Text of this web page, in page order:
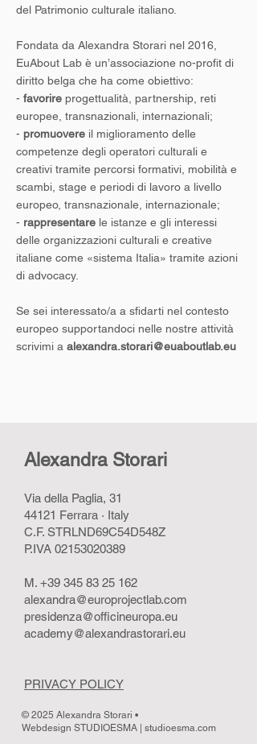
del Patrimonio culturale italiano.
Fondata da Alexandra Storari nel 2016,
EuAbout Lab è un’associazione no-profit di
diritto belga che ha come obiettivo:
- favorire progettualità, partnership, reti
europee, transnazionali, internazionali;
- promuovere il miglioramento delle
competenze degli operatori culturali e
creativi tramite percorsi formativi, mobilità e
scambi, stage e periodi di lavoro a livello
europeo, transnazionale, internazionale;
- rappresentare le istanze e gli interessi
delle organizzazioni culturali e creative
italiane come «sistema Italia» tramite azioni
di advocacy.
Se sei interessato/a a sfidarti nel contesto
europeo supportandoci nelle nostre attività
scrivimi a alexandra.storari@euaboutlab.eu
Alexandra Storari
Via della Paglia, 31
44121 Ferrara · Italy
C.F. STRLND69C54D548Z
P.IVA 02153020389
M. +39 345 83 25 162
alexandra@europrojectlab.com
presidenza@officineuropa.eu
academy@alexandrastorari.eu
PRIVACY POLICY
© 2025 Alexandra Storari •
Webdesign STUDIOESMA | studioesma.com